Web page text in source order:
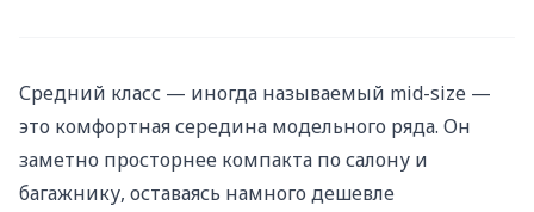
Средний класс — иногда называемый mid-size —
это комфортная середина модельного ряда. Он
заметно просторнее компакта по салону и
багажнику, оставаясь намного дешевле